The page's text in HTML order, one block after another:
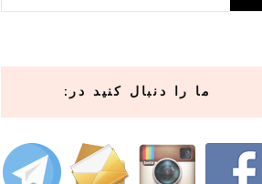
برای:
ما را دنبال کنید در: